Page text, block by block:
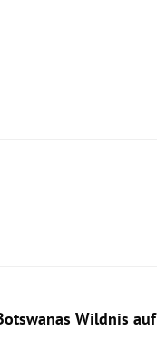
Wildnis auf